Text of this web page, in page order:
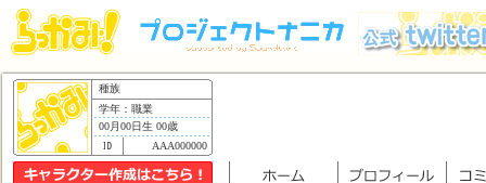
種族
学年：職業
00月00日生 00歳
AAA000000